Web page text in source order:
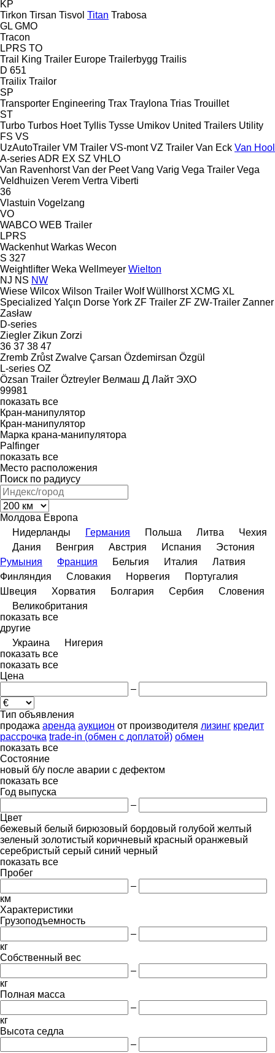
KP
Tirkon Tirsan Tisvol Titan Trabosa
GL GMO
Tracon
LPRS TO
Trail King Trailer Europe Trailerbygg Trailis
D 651
Trailix Trailor
SP
Transporter Engineering Trax Traylona Trias Trouillet
ST
Turbo Turbos Hoet Tyllis Tysse Umikov United Trailers Utility
FS VS
UzAutoTrailer VM Trailer VS-mont VZ Trailer Van Eck Van Hool
A-seriesADR EX SZ VHLO
Van Ravenhorst Van der Peet Vang Varig Vega Trailer Vega
Veldhuizen Verem Vertra Viberti
36
Vlastuin Vogelzang
VO
WABCO WEB Trailer
LPRS
Wackenhut Warkas Wecon
S 327
Weightlifter Weka Wellmeyer Wielton
NJ NS NW
Wiese Wilcox Wilson Trailer Wolf Wüllhorst XCMG XL
Specialized Yalçın Dorse York ZF Trailer ZF ZW-Trailer Zanner
Zasław
D-series
Ziegler Zikun Zorzi
36 37 38 47
Zremb Zrůst Zwalve Çarsan Özdemirsan Özgül
L-series OZ
Özsan Trailer Öztreyler Велмаш Д Лайт ЭХО
99981
показать все
Кран-манипулятор
Кран-манипулятор
Марка крана-манипулятора
Palfinger
показать все
Место расположения
Поиск по радиусу
Молдова Европа
Нидерланды
Германия Польша Литва
Чехия
Дания
Венгрия Австрия Испания
Эстония
Румыния
Франция Бельгия Италия
Латвия
Финляндия
Словакия Норвегия
Португалия
Швеция
Хорватия Болгария Сербия
Словения
Великобритания
показать все
другие
Украина
Нигерия
показать все
показать все
Цена
–
Тип объявления
продажа аренда аукцион от производителя лизинг кредит
рассрочка trade-in (обмен с доплатой) обмен
показать все
Состояние
новый б/у после аварии с дефектом
показать все
Год выпуска
–
Цвет
бежевый белый бирюзовый бордовый голубой желтый
зеленый золотистый коричневый красный оранжевый
серебристый серый синий черный
показать все
Пробег
–
км
Характеристики
Грузоподъемность
–
кг
Собственный вес
–
кг
Полная масса
–
кг
Высота седла
–